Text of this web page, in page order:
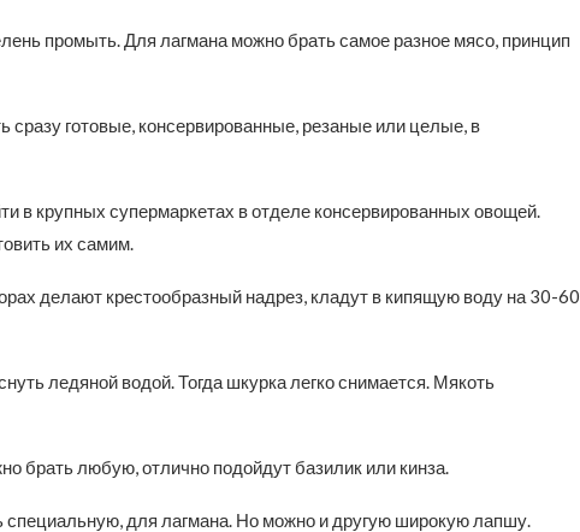
промыть. Для лагмана можно брать самое разное мясо, принцип
сразу готовые, консервированные, резаные или целые, в
в крупных супермаркетах в отделе консервированных овощей.
их самим.
делают крестообразный надрез, кладут в кипящую воду на 30-60
ледяной водой. Тогда шкурка легко снимается. Мякоть
брать любую, отлично подойдут базилик или кинза.
для лагмана. Но можно и другую широкую лапшу.